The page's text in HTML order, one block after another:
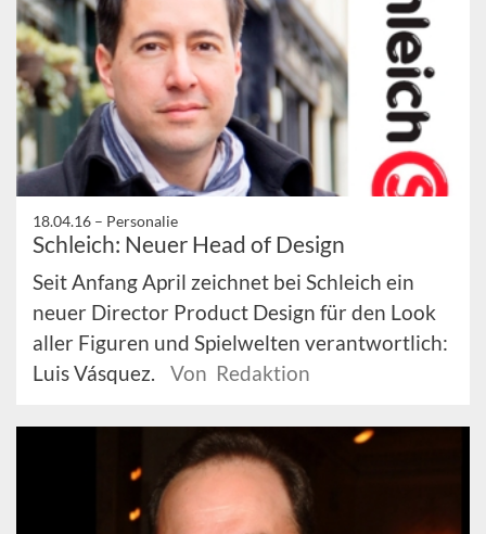
18.04.16 – Personalie
Schleich: Neuer Head of Design
Seit Anfang April zeichnet bei Schleich ein
neuer Director Product Design für den Look
aller Figuren und Spielwelten verantwortlich:
Luis Vásquez.
Von Redaktion